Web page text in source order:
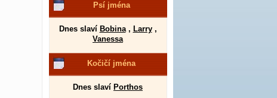
Psí jména
Dnes slaví Bobina, Larry,
Vanessa
Kočičí jména
Dnes slaví Porthos